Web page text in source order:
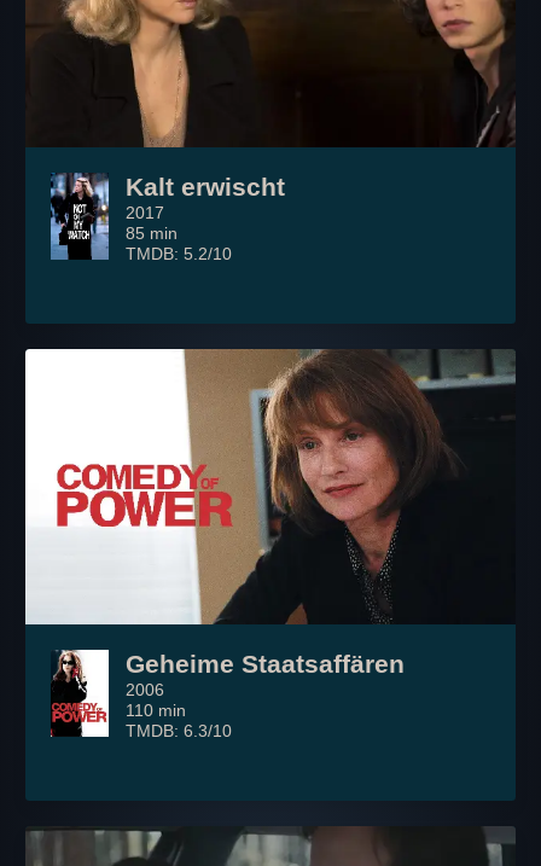
Kalt erwischt
2017
85 min
TMDB: 5.2/10
Geheime Staatsaffären
2006
110 min
TMDB: 6.3/10